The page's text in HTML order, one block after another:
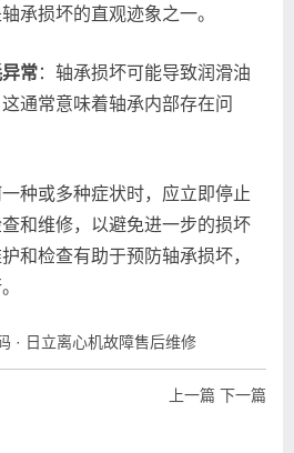
承损坏的直观迹象之一。
常：轴承损坏可能导致润滑油
通常意味着轴承内部存在问
种或多种症状时，应立即停止
和维修，以避免进一步的损坏
和检查有助于预防轴承损坏，
· 日立离心机故障售后维修
上一篇 下一篇